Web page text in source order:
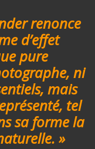
renonce
d’effet
pure
ni
mais
tel
sa forme la
»